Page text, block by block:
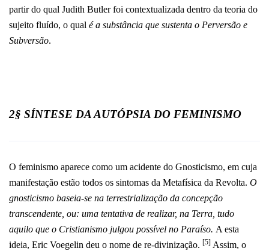
partir do qual Judith Butler foi contextualizada dentro da teoria do
sujeito fluído, o qual é a substância que sustenta o Perversão e
Subversão.
2§ SÍNTESE DA AUTÓPSIA DO FEMINISMO
O feminismo aparece como um acidente do Gnosticismo, em cuja
manifestação estão todos os sintomas da Metafísica da Revolta. O
gnosticismo baseia-se na terrestrialização da concepção
transcendente, ou: uma tentativa de realizar, na Terra, tudo
aquilo que o Cristianismo julgou possível no Paraíso. A esta
ideia, Eric Voegelin deu o nome de re-divinização. [5] Assim, o